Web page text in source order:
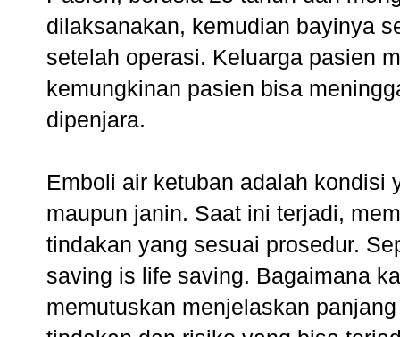
dilaksanakan, kemudian bayinya
setelah operasi. Keluarga pasien
kemungkinan pasien bisa
dipenjara.
Emboli air ketuban adalah kondisi
maupun janin. Saat ini terjadi,
tindakan yang sesuai prosedur.
saving is life saving. Bagaimana
memutuskan menjelaskan